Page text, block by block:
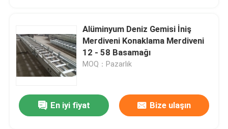
Deniz, Windows
Marine Hatch Örtüsü
Alüminyum Deniz Rögar
Alüminyum Deniz Gemisi İniş
Merdiveni Konaklama Merdiveni
12 - 58 Basamağı
MOQ：Pazarlık
En iyi fiyat Bize ulaşın